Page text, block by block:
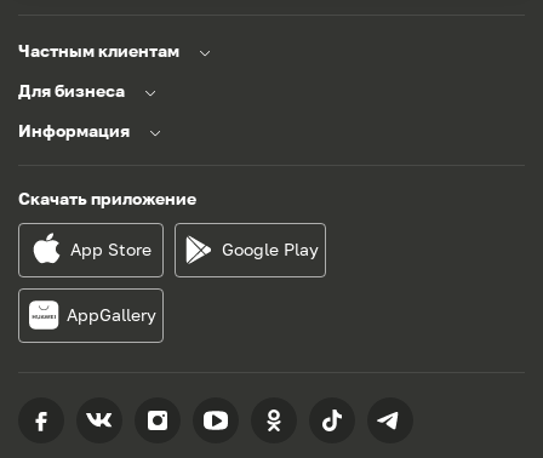
Частным клиентам
Для бизнеса
Информация
Скачать приложение
App Store Google Play
AppGallery